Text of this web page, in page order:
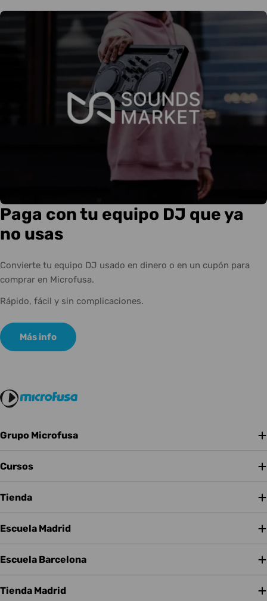
Paga con tu equipo DJ que ya
no usas
Convierte tu equipo DJ usado en dinero o en un cupón para
comprar en Microfusa.
Rápido, fácil y sin complicaciones.
Más info
Grupo Microfusa
Cursos
Tienda
Escuela Madrid
Escuela Barcelona
Tienda Madrid